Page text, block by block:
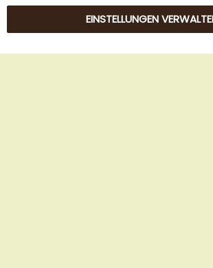
© 2025 Beans Kaffeehandel OG. Alle
EINSTELLUNGEN